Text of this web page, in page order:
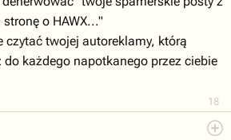
18
o HAWX..."
czytać twojej autoreklamy, którą
każdego napotkanego przez ciebie